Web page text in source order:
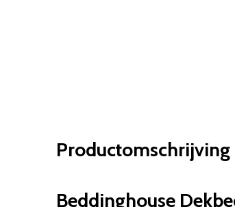
Productomschrijving
Beddinghouse